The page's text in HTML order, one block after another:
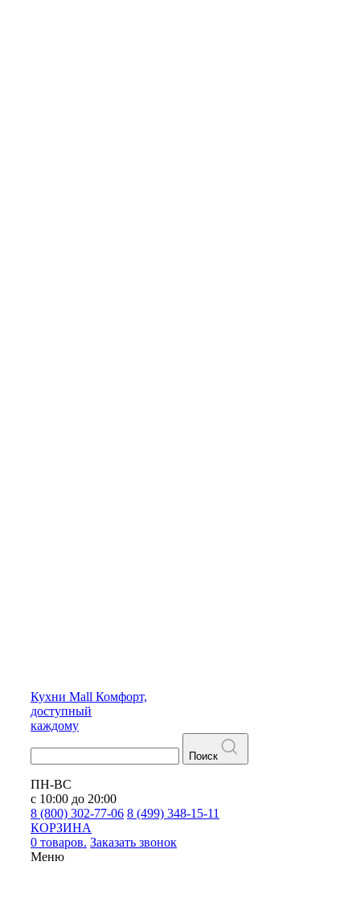
Кухни Mall Комфорт,
доступный
каждому
Поиск
ПН-ВС
с 10:00 до 20:00
8 (800) 302-77-06 8 (499) 348-15-11
КОРЗИНА
0 товаров. Заказать звонок
Меню